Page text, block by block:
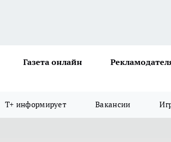
Газета онлайн
Т+ информирует Вакансии